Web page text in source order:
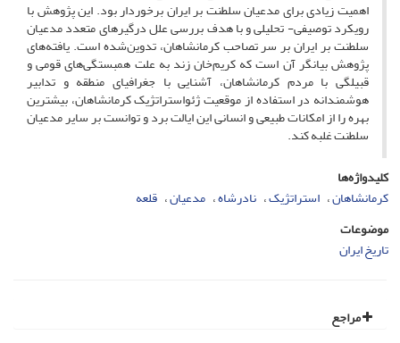
اهمیت زیادی برای مدعیان سلطنت بر ایران برخوردار بود. این پژوهش با
رویکرد توصیفی- تحلیلی و با هدف بررسی علل درگیرهای متعدد مدعیان
سلطنت بر ایران بر سر تصاحب کرمانشاهان، تدوین‌شده است. یافته‌های
پژوهش بیانگر آن است که کریم‌خان زند به علت همبستگی‌های قومی و
قبیلگی با مردم کرمانشاهان، آشنایی با جغرافیای منطقه و تدابیر
هوشمندانه در استفاده از موقعیت ژئواستراتژیک کرمانشاهان، بیشترین
بهره را از امکانات طبیعی و انسانی این ایالت برد و توانست بر سایر مدعیان
سلطنت غلبه کند.
کلیدواژه‌ها
کرمانشاهان استراتژیک نادرشاه مدعیان قلعه
موضوعات
تاریخ ایران
مراجع